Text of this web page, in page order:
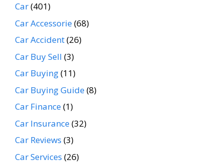
Car(401)
Car Accessorie(68)
Car Accident(26)
Car Buy Sell (3)
Car Buying(11)
Car Buying Guide(8)
Car Finance(1)
Car Insurance(32)
Car Reviews (3)
Car Services (26)